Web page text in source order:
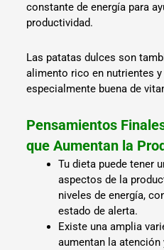
constante de energía para
productividad.
Las patatas dulces son
alimento rico en nutrientes
especialmente buena de
Pensamientos
que Aumentan la
Tu dieta puede tener
aspectos de la
niveles de energía,
estado de alerta.
Existe una amplia
aumentan la atención